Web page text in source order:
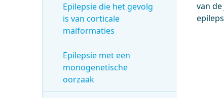
van
Epilepsie die het gevolg
is van corticale
malformaties
Epilepsie met een
monogenetische
oorzaak